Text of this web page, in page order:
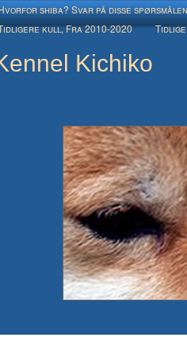
shiba? Svar på disse
kull, Fra 2010-2020
Kichiko